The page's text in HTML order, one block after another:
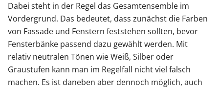
Dabei steht in der Regel das Gesamtensemble im
Vordergrund. Das bedeutet, dass zunächst die Farben
von Fassade und Fenstern feststehen sollten, bevor
Fensterbänke passend dazu gewählt werden. Mit
relativ neutralen Tönen wie Weiß, Silber oder
Graustufen kann man im Regelfall nicht viel falsch
machen. Es ist daneben aber dennoch möglich, auch